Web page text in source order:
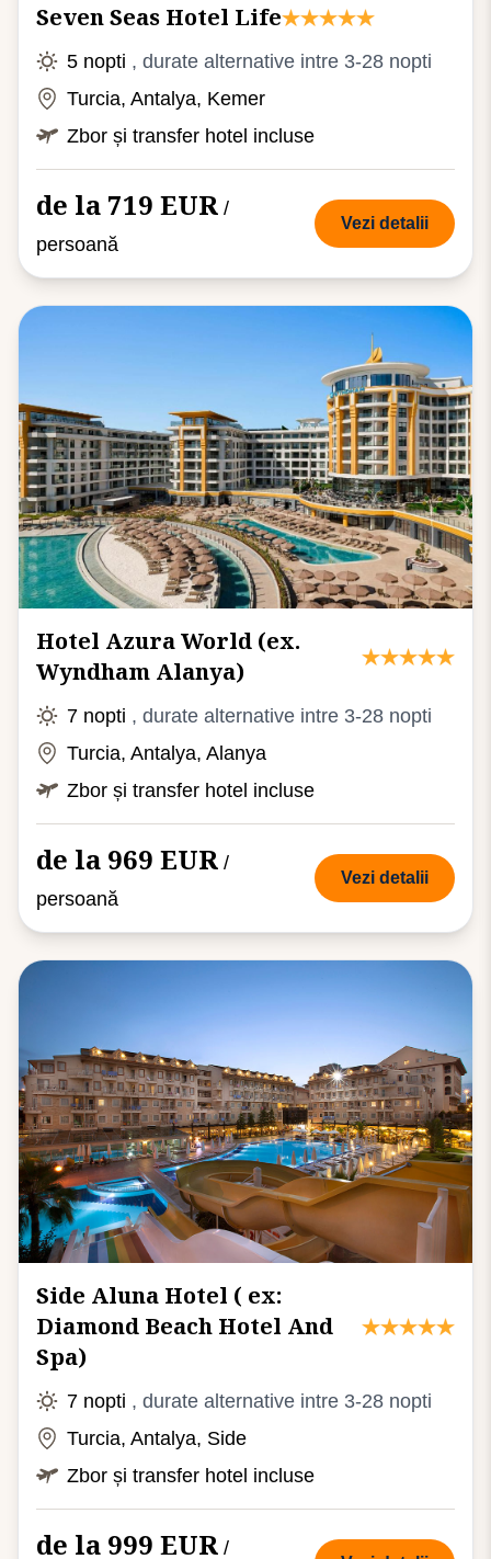
Seven Seas Hotel Life
5 nopti , durate alternative intre 3-28 nopti
Turcia, Antalya, Kemer
Zbor și transfer hotel incluse
de la 719 EUR /
persoană
Vezi detalii
Hotel Azura World (ex.
Wyndham Alanya)
7 nopti , durate alternative intre 3-28 nopti
Turcia, Antalya, Alanya
Zbor și transfer hotel incluse
de la 969 EUR /
persoană
Vezi detalii
Side Aluna Hotel ( ex:
Diamond Beach Hotel And
Spa)
7 nopti , durate alternative intre 3-28 nopti
Turcia, Antalya, Side
Zbor și transfer hotel incluse
de la 999 EUR /